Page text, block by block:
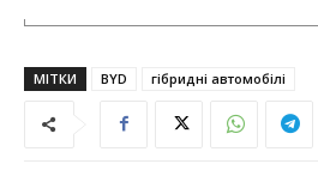
МІТКИ BYD гібридні автомобілі